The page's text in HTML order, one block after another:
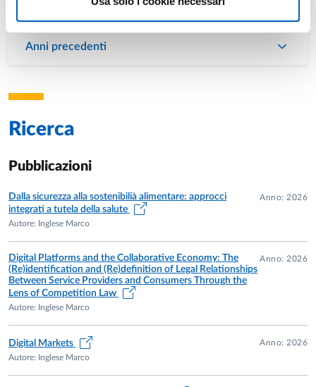
Anni precedenti
Ricerca
Pubblicazioni
Dalla sicurezza alla sostenibilià alimentare: approcci
integrati a tutela della salute
Autore: Inglese Marco
Anno: 2026
Digital Platforms and the Collaborative Economy: The
(Re)identification and (Re)definition of Legal Relationships
Between Service Providers and Consumers Through the
Lens of Competition Law
Autore: Inglese Marco
Anno: 2026
Digital Markets
Autore: Inglese Marco
Anno: 2026